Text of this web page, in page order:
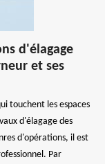
d'élagage
et ses
touchent les espaces
d'élagage des
d'opérations, il est
Par